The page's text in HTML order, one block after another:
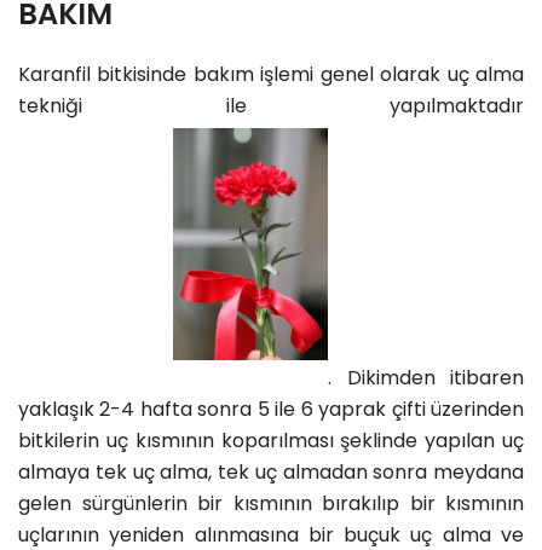
BAKIM
Karanfil bitkisinde bakım işlemi genel olarak uç alma
tekniği ile yapılmaktadır
. Dikimden itibaren
yaklaşık 2-4 hafta sonra 5 ile 6 yaprak çifti üzerinden
bitkilerin uç kısmının koparılması şeklinde yapılan uç
almaya tek uç alma, tek uç almadan sonra meydana
gelen sürgünlerin bir kısmının bırakılıp bir kısmının
uçlarının yeniden alınmasına bir buçuk uç alma ve